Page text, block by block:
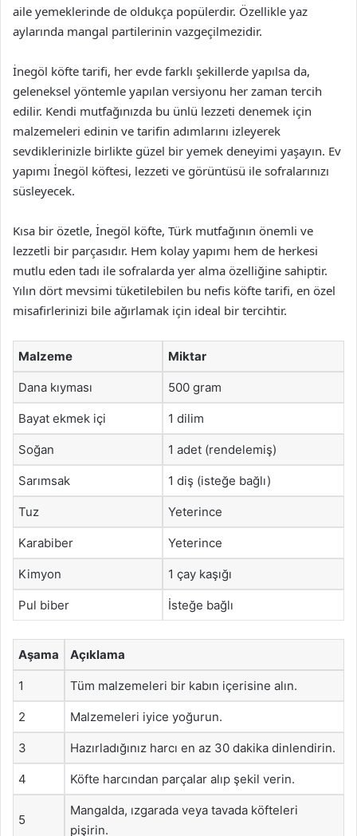
aile yemeklerinde de oldukça popülerdir. Özellikle yaz
aylarında mangal partilerinin vazgeçilmezidir.
İnegöl köfte tarifi, her evde farklı şekillerde yapılsa da,
geleneksel yöntemle yapılan versiyonu her zaman tercih
edilir. Kendi mutfağınızda bu ünlü lezzeti denemek için
malzemeleri edinin ve tarifin adımlarını izleyerek
sevdiklerinizle birlikte güzel bir yemek deneyimi yaşayın. Ev
yapımı İnegöl köftesi, lezzeti ve görüntüsü ile sofralarınızı
süsleyecek.
Kısa bir özetle, İnegöl köfte, Türk mutfağının önemli ve
lezzetli bir parçasıdır. Hem kolay yapımı hem de herkesi
mutlu eden tadı ile sofralarda yer alma özelliğine sahiptir.
Yılın dört mevsimi tüketilebilen bu nefis köfte tarifi, en özel
misafirlerinizi bile ağırlamak için ideal bir tercihtir.
Malzeme Miktar
Dana kıyması 500 gram
Bayat ekmek içi 1 dilim
Soğan 1 adet (rendelemiş)
Sarımsak 1 diş (isteğe bağlı)
Tuz Yeterince
Karabiber Yeterince
Kimyon 1 çay kaşığı
Pul biber İsteğe bağlı
Aşama Açıklama
1 Tüm malzemeleri bir kabın içerisine alın.
2 Malzemeleri iyice yoğurun.
3 Hazırladığınız harcı en az 30 dakika dinlendirin.
4 Köfte harcından parçalar alıp şekil verin.
5
Mangalda, ızgarada veya tavada köfteleri
pişirin.